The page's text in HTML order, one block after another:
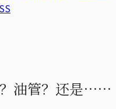
？油管？还是⋯⋯